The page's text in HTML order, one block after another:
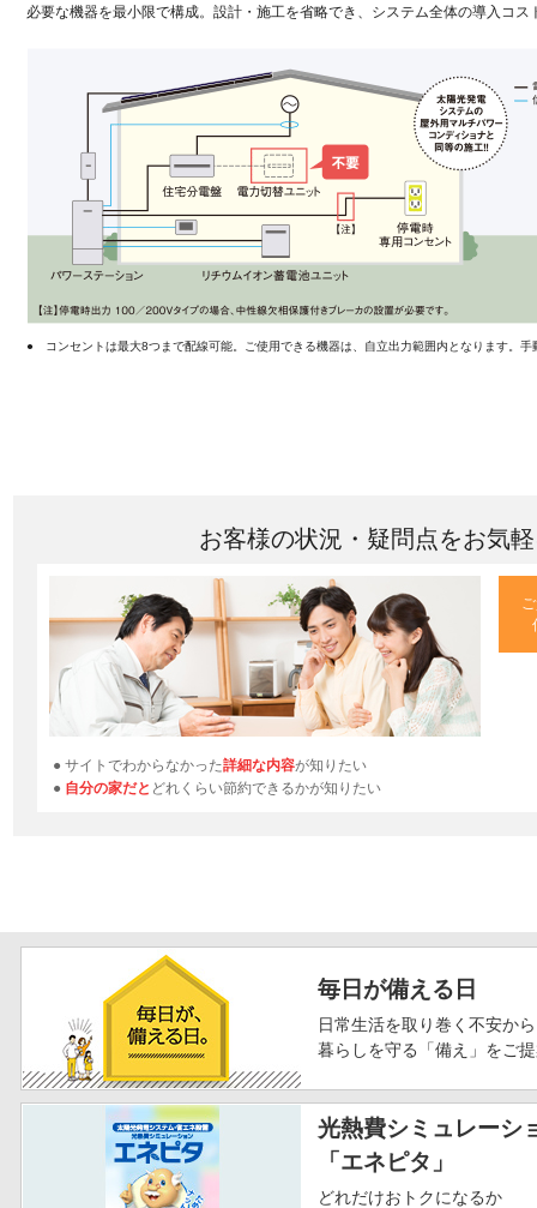
必要な機器を最小限で構成。設計・施工を省略でき、システム全体の導入コス
● コンセントは最大8つまで配線可能。ご使用できる機器は、自立出力範囲内となります。
お客様の状況・疑問点をお気
● サイトでわからなかった詳細な内容が知りたい
● 自分の家だと どれくらい節約できるかが知りたい
毎日が備える日
日常生活を取り巻く不安から
暮らしを守る「備え」をご
光熱費シミュレーシ
「エネピタ」
どれだけおトクになるか